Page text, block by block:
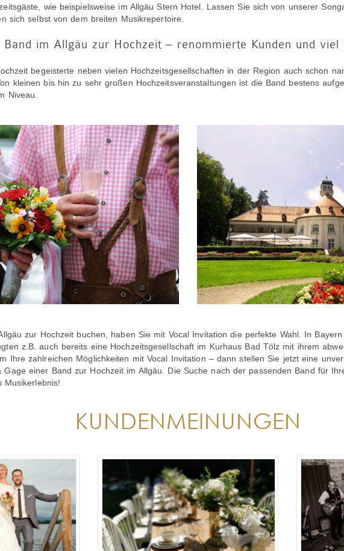
wie beispielsweise im Allgäu Stern Hotel. Lassen Sie sich von unserer
sich selbst von dem breiten Musikrepertoire.
Band im Allgäu zur Hochzeit – renommierte Kunden und viel
begeisterte neben vielen Hochzeitsgesellschaften in der Region auch schon
kleinen bis hin zu sehr großen Hochzeitsveranstaltungen ist die Band bestens
Niveau.
zur Hochzeit buchen, haben Sie mit Vocal Invitation die perfekte Wahl. In
z.B. auch bereits eine Hochzeitsgesellschaft im Kurhaus Bad Tölz mit ihrem
Ihre zahlreichen Möglichkeiten mit Vocal Invitation – dann stellen Sie jetzt eine
Gage einer Band zur Hochzeit im Allgäu. Die Suche nach der passenden Band für
Musikerlebnis!
KUNDENMEINUNGEN